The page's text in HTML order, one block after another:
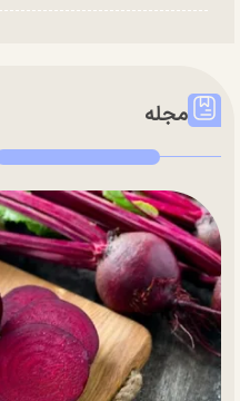
مجله